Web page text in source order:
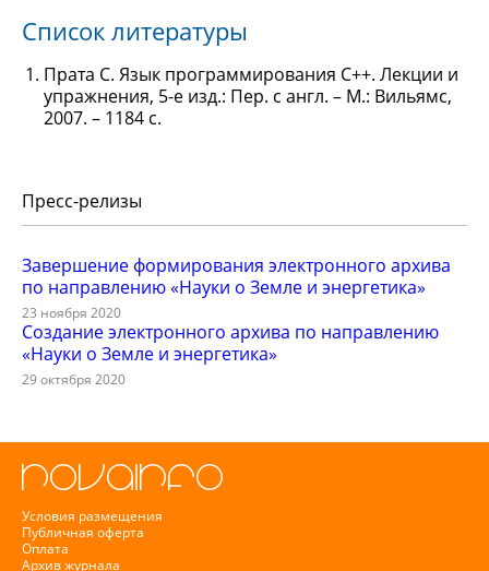
Список литературы
Прата С. Язык программирования С++. Лекции и
упражнения, 5-е изд.: Пер. с англ. – М.: Вильямс,
2007. – 1184 с.
Пресс-релизы
Завершение формирования электронного архива
по направлению «Науки о Земле и энергетика»
23 ноября 2020
Создание электронного архива по направлению
«Науки о Земле и энергетика»
29 октября 2020
Условия размещения
Публичная оферта
Оплата
Архив журнала